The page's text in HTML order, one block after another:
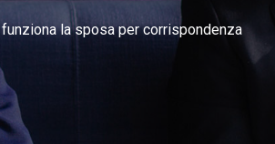
la sposa per corrispondenza